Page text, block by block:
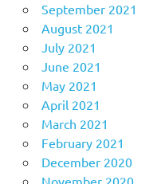
September 2021
August 2021
July 2021
June 2021
May 2021
April 2021
March 2021
February 2021
December 2020